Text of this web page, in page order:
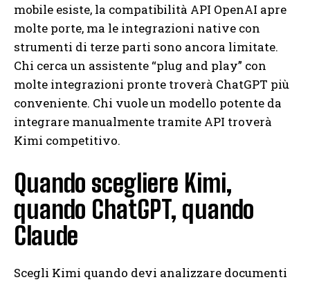
mobile esiste, la compatibilità API OpenAI apre
molte porte, ma le integrazioni native con
strumenti di terze parti sono ancora limitate.
Chi cerca un assistente “plug and play” con
molte integrazioni pronte troverà ChatGPT più
conveniente. Chi vuole un modello potente da
integrare manualmente tramite API troverà
Kimi competitivo.
Quando scegliere Kimi,
quando ChatGPT, quando
Claude
Scegli Kimi quando devi analizzare documenti